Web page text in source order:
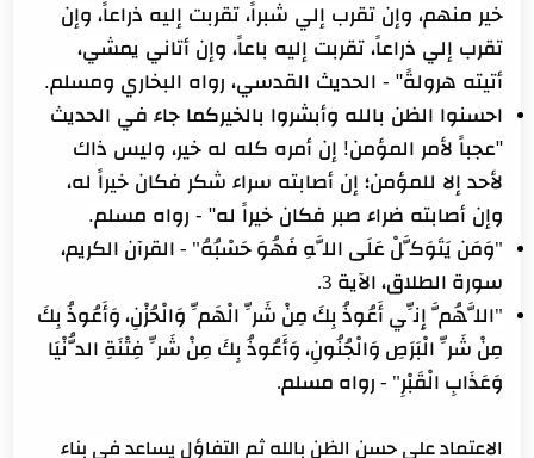
خير منهم، وإن تقرب إلي شبراً، تقربت إليه ذراعاً، وإن
تقرب إلي ذراعاً، تقربت إليه باعاً، وإن أتاني يمشي،
أتيته هرولةً" - الحديث القدسي، رواه البخاري ومسلم.
احسنوا الظن بالله وأبشروا بالخيركما جاء في الحديث
"عجباً لأمر المؤمن! إن أمره كله له خير، وليس ذاك
لأحد إلا للمؤمن؛ إن أصابته سراء شكر فكان خيراً له،
وإن أصابته ضراء صبر فكان خيراً له" - رواه مسلم.
"وَمَن يَتَوَكَّلْ عَلَى اللَّهِ فَهُوَ حَسْبُهُ" - القرآن الكريم،
سورة الطلاق، الآية 3.
"اللَّهُمَّ إِنِّي أَعُوذُ بِكَ مِنْ شَرِّ الْهَمِّ وَالْحُزْنِ، وَأَعُوذُ بِكَ
مِنْ شَرِّ الْبَرَصِ وَالْجُنُونِ، وَأَعُوذُ بِكَ مِنْ شَرِّ فِتْنَةِ الدُّنْيَا
وَعَذَابِ الْقَبْرِ" - رواه مسلم.
الاعتماد على حسن الظن بالله ثم التفاؤل يساعد في بناء